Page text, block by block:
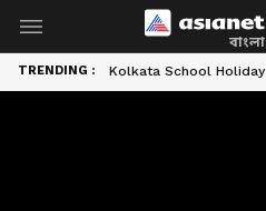
বাংলা
TRENDING : Kolkata School Holiday